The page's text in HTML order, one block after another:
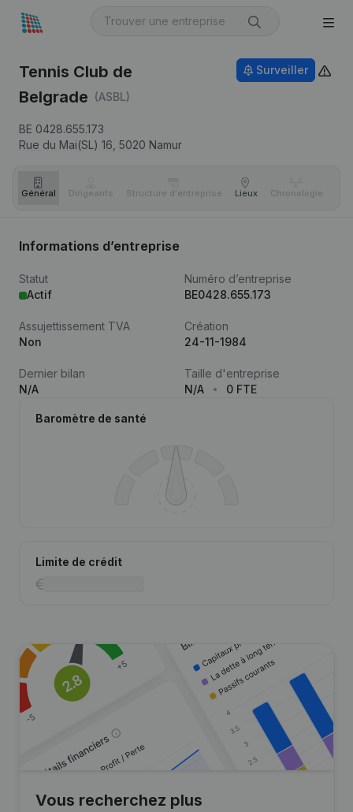
Tennis Club de
Belgrade (ASBL)
BE 0428.655.173
Rue du Mai(SL) 16, 5020 Namur
Surveiller
Général Dirigeants Structure d'entreprise Lieux Chronologie
Informations d’entreprise
Statut
Actif
Numéro d’entreprise
BE0428.655.173
Assujettissement TVA
Non
Création
24-11-1984
Dernier bilan
N/A
Taille d'entreprise
N/A
0 FTE
Baromètre de santé
Limite de crédit
Vous recherchez plus